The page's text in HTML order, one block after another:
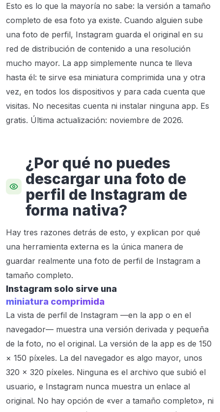
Esto es lo que la mayoría no sabe: la versión a tamaño
completo de esa foto ya existe. Cuando alguien sube
una foto de perfil, Instagram guarda el original en su
red de distribución de contenido a una resolución
mucho mayor. La app simplemente nunca te lleva
hasta él: te sirve esa miniatura comprimida una y otra
vez, en todos los dispositivos y para cada cuenta que
visitas. No necesitas cuenta ni instalar ninguna app. Es
gratis. Última actualización: noviembre de 2026.
¿Por qué no puedes
descargar una foto de
perfil de Instagram de
forma nativa?
Hay tres razones detrás de esto, y explican por qué
una herramienta externa es la única manera de
guardar realmente una foto de perfil de Instagram a
tamaño completo.
Instagram solo sirve una
miniatura comprimida
La vista de perfil de Instagram —en la app o en el
navegador— muestra una versión derivada y pequeña
de la foto, no el original. La versión de la app es de 150
× 150 píxeles. La del navegador es algo mayor, unos
320 × 320 píxeles. Ninguna es el archivo que subió el
usuario, e Instagram nunca muestra un enlace al
original. No hay opción de «ver a tamaño completo», ni